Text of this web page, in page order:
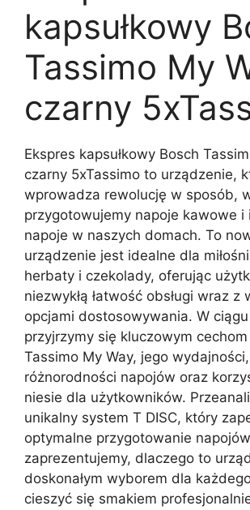
kapsułkowy
Tassimo My
czarny
Ekspres kapsułkowy Bosch
czarny 5xTassimo to urządzenie,
wprowadza rewolucję w sposób,
przygotowujemy napoje kawowe i
napoje w naszych domach. To
urządzenie jest idealne dla
herbaty i czekolady, oferując
niezwykłą łatwość obsługi wraz z
opcjami dostosowywania. W
przyjrzymy się kluczowym cechom
Tassimo My Way, jego wydajności,
różnorodności napojów oraz
niesie dla użytkowników.
unikalny system T DISC, który
optymalne przygotowanie
zaprezentujemy, dlaczego to
doskonałym wyborem dla
cieszyć się smakiem